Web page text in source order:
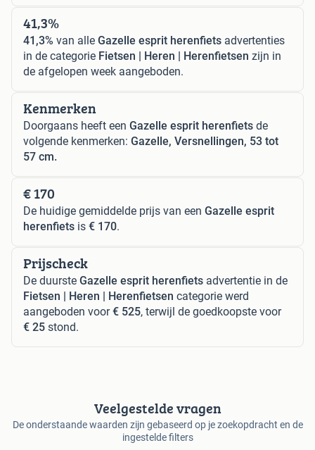
41,3%
41,3% van alle Gazelle esprit herenfiets advertenties
in de categorie Fietsen | Heren | Herenfietsen zijn in
de afgelopen week aangeboden.
Kenmerken
Doorgaans heeft een Gazelle esprit herenfiets de
volgende kenmerken: Gazelle, Versnellingen, 53 tot
57 cm.
€ 170
De huidige gemiddelde prijs van een Gazelle esprit
herenfiets is € 170.
Prijscheck
De duurste Gazelle esprit herenfiets advertentie in de
Fietsen | Heren | Herenfietsen categorie werd
aangeboden voor€ 525, terwijl de goedkoopste voor
€ 25 stond.
Veelgestelde vragen
De onderstaande waarden zijn gebaseerd op je zoekopdracht en de
ingestelde filters